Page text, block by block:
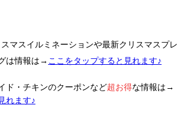
マスイルミネーションや最新クリスマスプレ
は情報は→ ここをタップすると見れます♪
ド・チキンのクーポンなど超お得な情報は→
れます♪